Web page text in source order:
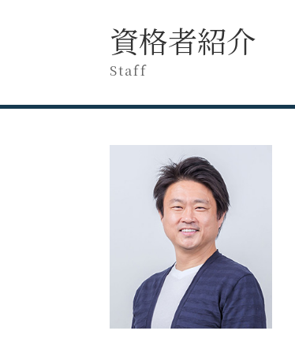
税務調査 国税OB
税務調査 専門 税理士
税務調査 個人事業主
税務調査 当日
税務調査 現金商売
税務調査 フリーランス
税務調査 断れる
税務調査 通知 来た
税務調査 怖い
税務申告 決算書
税務調査 何年分
税務相談
税務調査 対象期間
税務調査 注意点
税務申告 法人 期限
税務調査 対策
税務申告 確定申告 違い
税務調査
税務調査とは
法人 税務相談
税務相談 税理士
税務調査 対象
税務申告 決算確定日
資格者紹介
Staff